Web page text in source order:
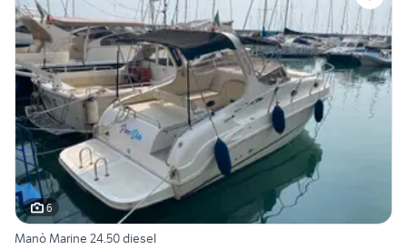
6
Manò Marine 24.50 diesel